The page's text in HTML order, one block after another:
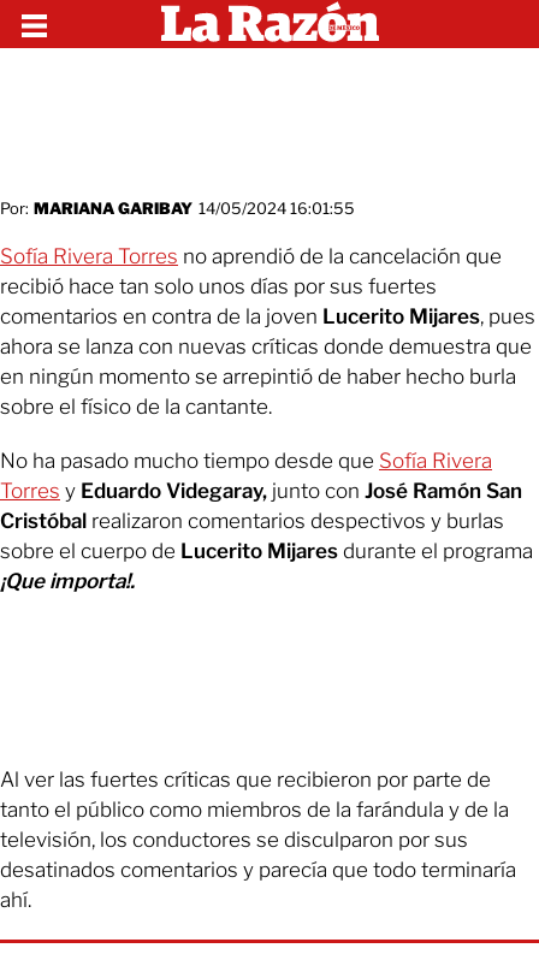
Por: MARIANA GARIBAY 14/05/2024 16:01:55
Sofía Rivera Torres no aprendió de la cancelación que
recibió hace tan solo unos días por sus fuertes
comentarios en contra de la joven Lucerito Mijares, pues
ahora se lanza con nuevas críticas donde demuestra que
en ningún momento se arrepintió de haber hecho burla
sobre el físico de la cantante.
No ha pasado mucho tiempo desde que Sofía Rivera
Torres y Eduardo Videgaray, junto con José Ramón San
Cristóbal realizaron comentarios despectivos y burlas
sobre el cuerpo de Lucerito Mijares durante el programa
¡Que importa!.
Al ver las fuertes críticas que recibieron por parte de
tanto el público como miembros de la farándula y de la
televisión, los conductores se disculparon por sus
desatinados comentarios y parecía que todo terminaría
ahí.